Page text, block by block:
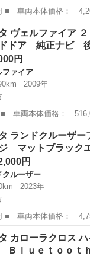
： アルファード ■
クラッシュＳ 両側
ルファード
タ ヴェルファイア
ドア 純正ナビ
円
ファイア
2009年
ヴェルファイア ■
ドア 純正ナビ 後席
ェルファイア
タ ランドクルーザ
マットブラック
円
クルーザー
2023年
： ランドクルーザ
マットブラックエデ
ンドクルーザー
タ カローラクロス
Ｂｌｕｅｔｏｏ